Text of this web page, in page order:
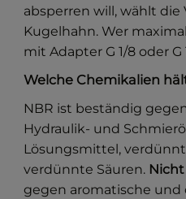
absperren will, wählt die
Kugelhahn. Wer
mit Adapter G 1/8 oder G
Welche Chemikalien
NBR ist beständig
Hydraulik- und
Lösungsmittel,
verdünnte Säuren. Nicht
gegen aromatische und